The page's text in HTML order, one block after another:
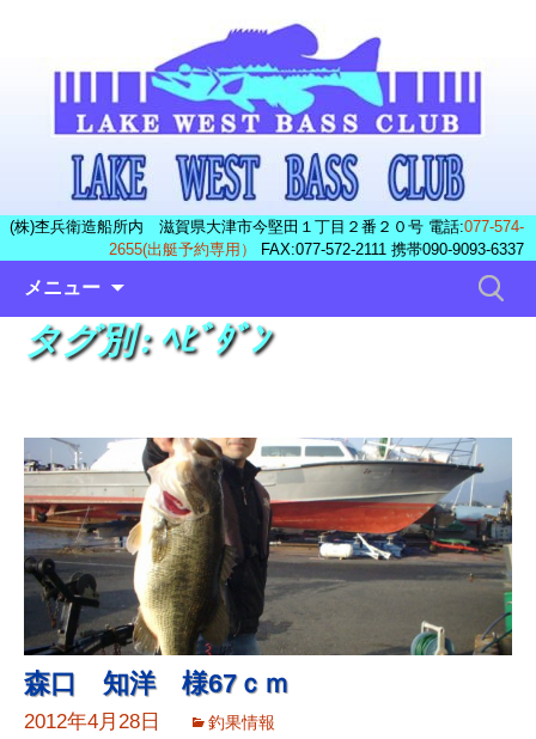
(株)杢兵衛造船所内 滋賀県大津市今堅田１丁目２番２０号 電話:077-574-
2655(出艇予約専用）
FAX:077-572-2111 携帯090-9093-6337
メニュー
テ
ン
ス
キ
ッ
プ
検
索:
タグ別 : ﾍﾋﾞﾀﾞﾝ
森口 知洋 様67ｃｍ
2012年4月28日
釣果情報